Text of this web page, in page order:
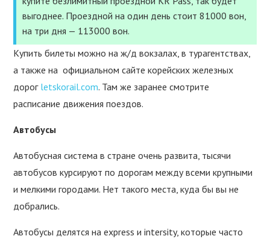
выгоднее. Проездной на один день стоит 81000 вон,
на три дня — 113000 вон.
Купить билеты можно на ж/д вокзалах, в турагентствах,
а также на официальном сайте корейских железных
дорог letskorail.com. Там же заранее смотрите
расписание движения поездов.
Автобусы
Автобусная система в стране очень развита, тысячи
автобусов курсируют по дорогам между всеми крупными
и мелкими городами. Нет такого места, куда бы вы не
добрались.
Автобусы делятся на express и intersity, которые часто